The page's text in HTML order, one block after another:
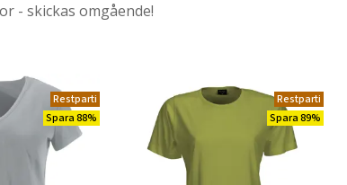
category: Kock T-shirts med kort ärm
lång ärm
- skickas omgående!
Restparti
Spara 88%
Restparti
Spara 89%